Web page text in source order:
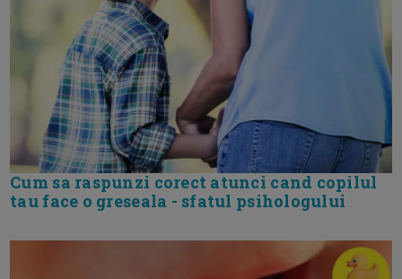
Cum sa raspunzi corect atunci cand copilul
tau face o greseala - sfatul psihologului